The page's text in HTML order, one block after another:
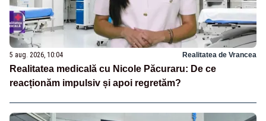
5 aug. 2026, 10:04 Realitatea de Vrancea
Realitatea medicală cu Nicole Păcuraru: De ce
reacționăm impulsiv și apoi regretăm?